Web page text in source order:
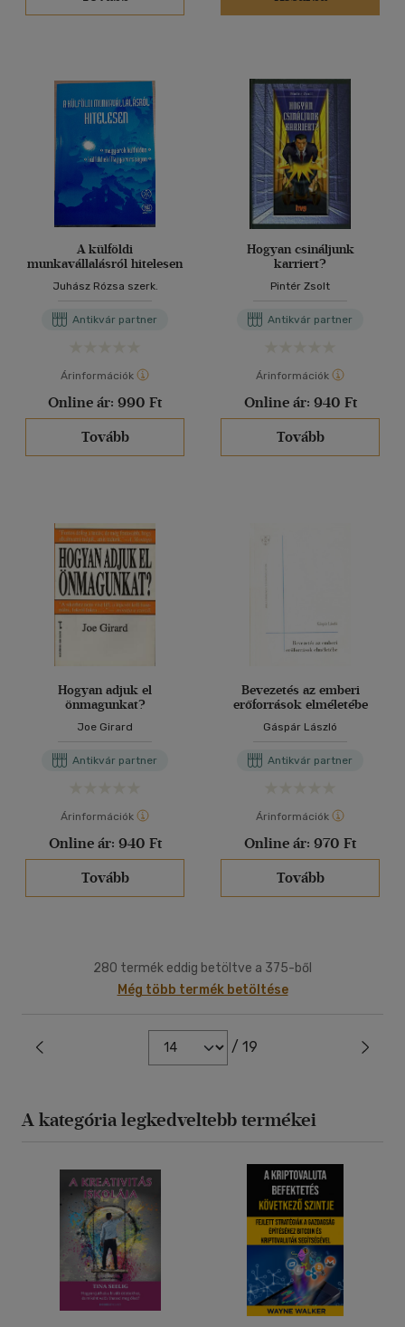
A külföldi
munkavállalásról hitelesen
Juhász Rózsa szerk.
Antikvár partner
Árinformációk
Online ár: 990 Ft
Tovább
Hogyan csináljunk
karriert?
Pintér Zsolt
Antikvár partner
Árinformációk
Online ár: 940 Ft
Tovább
Hogyan adjuk el
önmagunkat?
Joe Girard
Antikvár partner
Árinformációk
Online ár: 940 Ft
Tovább
Bevezetés az emberi
erőforrások elméletébe
Gáspár László
Antikvár partner
Árinformációk
Online ár: 970 Ft
Tovább
280 termék eddig betöltve a 375-ből
Még több termék betöltése
/ 19
A kategória legkedveltebb termékei